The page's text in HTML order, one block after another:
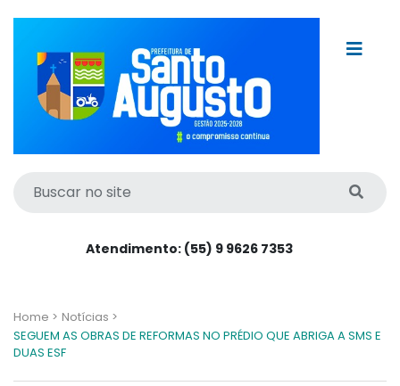
Atendimento: (55) 9 9626 7353
Home > Notícias >
SEGUEM AS OBRAS DE REFORMAS NO PRÉDIO QUE ABRIGA A SMS E
DUAS ESF